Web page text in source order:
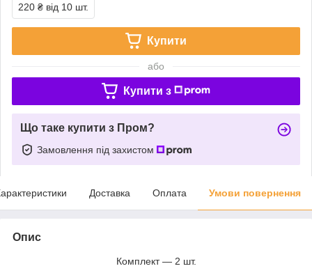
220 ₴ від 10 шт.
Купити
або
Купити з
Що таке купити з Пром?
Замовлення під захистом
Доставка Оплата Умови повернення
Опис
Комплект — 2 шт.